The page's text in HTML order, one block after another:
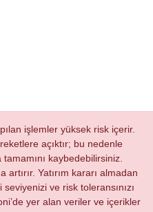
işlemler yüksek risk içerir.
açıktır; bu nedenle
tamamını kaybedebilirsiniz.
Yatırım kararı almadan
ve risk toleransınızı
yer alan veriler ve içerikler